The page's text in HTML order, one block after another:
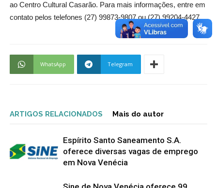
ao Centro Cultural Casarão. Para mais informações, entre em
contato pelos telefones (27) 99873-9807 ou (27) 99204-4427.
WhatsApp Telegram
ARTIGOS RELACIONADOS Mais do autor
Espírito Santo Saneamento S.A.
oferece diversas vagas de emprego
em Nova Venécia